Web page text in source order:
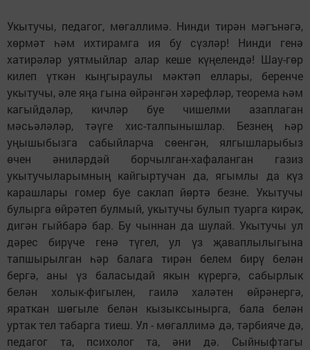
Укытучы, педагог, мөгаллимә. Нинди тирән мәгънәгә,
хөрмәт һәм ихтирамга ия бу сүзләр! Нинди генә
хатирәләр уятмыйлар алар кеше күңелендә! Шау-гөр
килеп үткән кыңгыраулы мәктәп еллары, беренче
укытучы, әле яңа гына өйрәнгән хәрефләр, теорема һәм
кагыйдәләр, кичләр буе чишелми азаплаган
мәсьәләләр, тәүге хис-талпынышлар. Безнең һәр
уңышыбызга сабыйларча сөенгән, ялгышларыбыз
өчен әниләрдәй борчылган-хафаланган газиз
укытучыларымның кайгыртучан да, ягымлы да күз
карашлары гомер буе саклап йөртә безне. Укытучы
булырга өйрәтеп булмый, укытучы булып туарга кирәк,
дигән гыйбарә бар. Бу чыннан да шулай. Укытучы ул
дәрес бирүче генә түгел, ул үз җаваплылыгына
тапшырылган һәр балага тирән белем бирү белән
бергә, аны үз баласыдай якын күрергә, сабырлык
белән холык-фигылен, гаилә халәтен өйрәнергә,
яраткан шөгыле белән кызыксынырга, бала белән
уртак тел табарга тиеш. Ул - мөгаллимә дә, тәрбияче дә,
педагог та, психолог та, әни дә. Сыйныфтагы